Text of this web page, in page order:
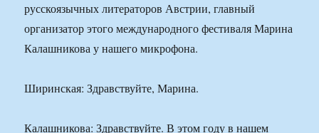
русскоязычных литераторов Австрии, главный
организатор этого международного фестиваля Марина
Калашникова у нашего микрофона.
Ширинская: Здравствуйте, Марина.
Калашникова: Здравствуйте. В этом году в нашем